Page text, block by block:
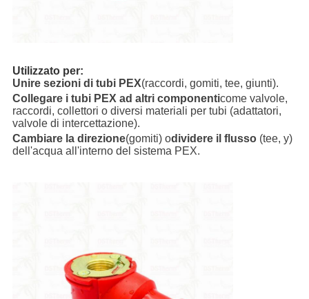
Utilizzato per:
Unire sezioni di tubi PEX(raccordi, gomiti, tee, giunti).
Collegare i tubi PEX ad altri componenticome valvole,
raccordi, collettori o diversi materiali per tubi (adattatori,
valvole di intercettazione).
Cambiare la direzione(gomiti) odividere il flusso(tee, y)
dell'acqua all'interno del sistema PEX.